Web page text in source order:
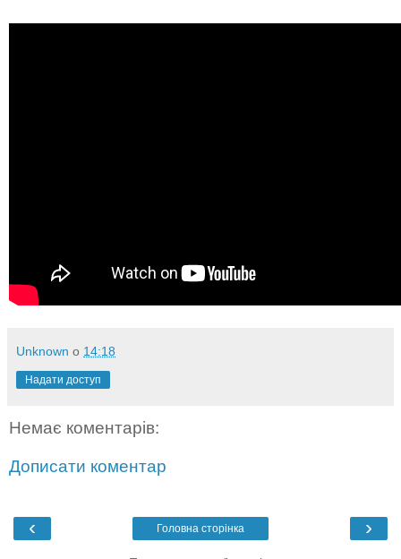
Unknown о 14:18
Надати доступ
Немає коментарів:
Дописати коментар
‹ ›
Головна сторінка